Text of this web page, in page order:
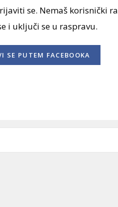
se. Nemaš korisnički
i uključi se u raspravu.
SE PUTEM FACEBOOKA